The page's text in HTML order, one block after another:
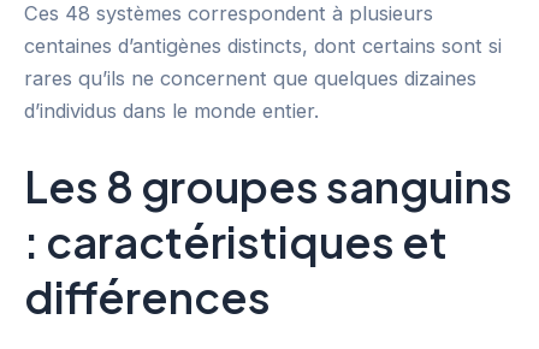
Ces 48 systèmes correspondent à plusieurs
centaines d’antigènes distincts, dont certains sont si
rares qu’ils ne concernent que quelques dizaines
d’individus dans le monde entier.
Les 8 groupes sanguins
: caractéristiques et
différences